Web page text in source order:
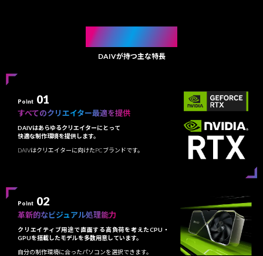
FEATURE
DAIVが持つ主な特長
Point 01
すべてのクリエイター最適を提供
DAIVはあらゆるクリエイターにとって
快適な制作環境を提供します。
DAIVはクリエイターに向けたPCブランドです。
Point 02
革新的なビジュアル処理能力
クリエイティブ用途で直面する高負荷を考えたCPU・
GPUを搭載したモデルを多数用意しています。
自分の制作環境に合ったパソコンを選択できます。